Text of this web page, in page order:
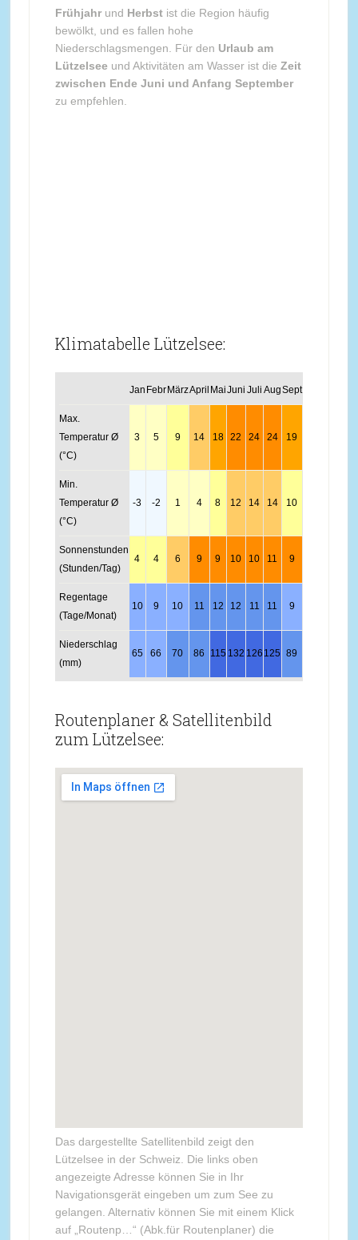
Frühjahrund Herbstist die Region häufig
bewölkt, und es fallen hohe
Niederschlagsmengen. Für den Urlaub am
Lützelsee und Aktivitäten am Wasser ist die Zeit
zwischen Ende Juni und Anfang September
zu empfehlen.
Klimatabelle Lützelsee:
Jan Febr MärzApril MaiJuni Juli AugSeptOkt
Max.
Temperatur Ø
(°C)
3 5 9 14 18 22 24 24 19
Min.
Temperatur Ø
(°C)
-3 -2 1 4 8 12 14 14 10
Sonnenstunden
(Stunden/Tag)
4 4 6 9 9 10 10 11 9
Regentage
(Tage/Monat)
10 9 10 11 12 12 11 11 9
Niederschlag
(mm)
65 66 70 86 115 132 126 125 89
Routenplaner & Satellitenbild
zum Lützelsee:
Das dargestellte Satellitenbild zeigt den
Lützelsee in der Schweiz. Die links oben
angezeigte Adresse können Sie in Ihr
Navigationsgerät eingeben um zum See zu
gelangen. Alternativ können Sie mit einem Klick
auf „Routenp…“ (Abk.für Routenplaner) die